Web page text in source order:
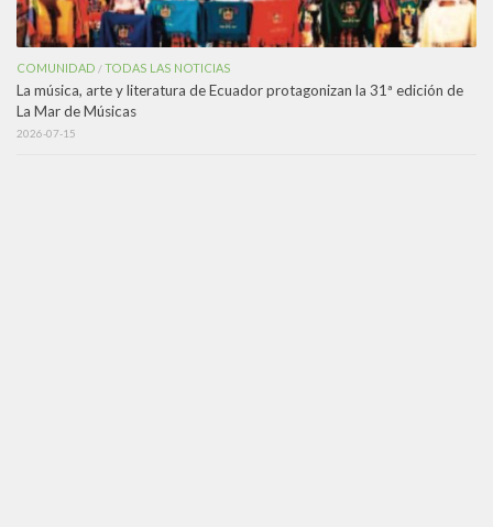
COMUNIDAD /TODAS LAS NOTICIAS
La música, arte y literatura de Ecuador protagonizan la 31ª edición de
La Mar de Músicas
2026-07-15